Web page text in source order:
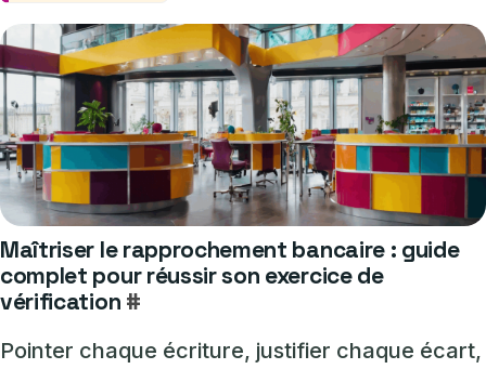
Maîtriser le rapprochement bancaire : guide
complet pour réussir son exercice de
vérification #
Pointer chaque écriture, justifier chaque écart,